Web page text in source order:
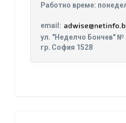
Работно време:
email:
ул. "Неделчо Бончев" №
гр. София 1528